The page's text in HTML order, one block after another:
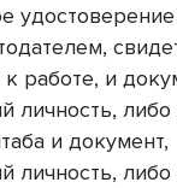
работе, и
личность,
и документ,
личность,